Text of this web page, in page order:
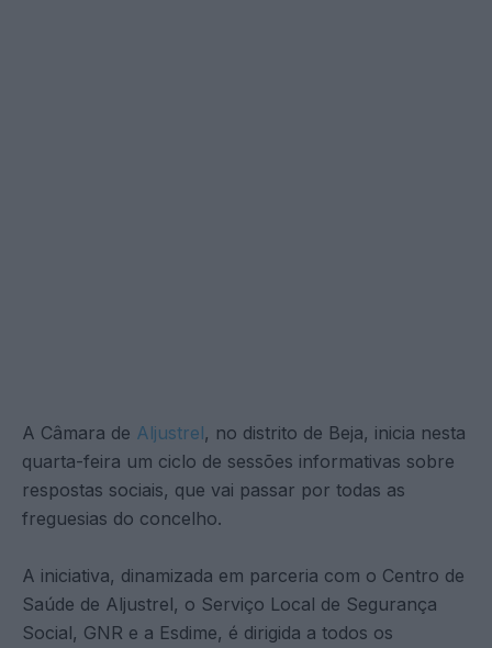
A Câmara de Aljustrel, no distrito de Beja, inicia nesta
quarta-feira um ciclo de sessões informativas sobre
respostas sociais, que vai passar por todas as
freguesias do concelho.
A iniciativa, dinamizada em parceria com o Centro de
Saúde de Aljustrel, o Serviço Local de Segurança
Social, GNR e a Esdime, é dirigida a todos os